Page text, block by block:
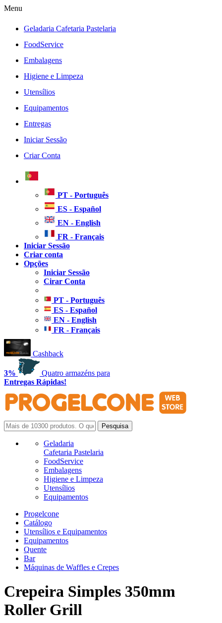
Menu
Geladaria Cafetaria Pastelaria
FoodService
Embalagens
Higiene e Limpeza
Utensílios
Equipamentos
Entregas
Iniciar Sessão
Criar Conta
PT - Português
ES - Español
EN - English
FR - Français
Iniciar Sessão
Criar conta
Opções
Iniciar Sessão
Cirar Conta
PT - Português
ES - Español
EN - English
FR - Français
Cashback
3%
Quatro armazéns para
Entregas Rápidas!
Geladaria
Cafetaria Pastelaria
FoodService
Embalagens
Higiene e Limpeza
Utensílios
Equipamentos
Progelcone
Catálogo
Utensílios e Equipamentos
Equipamentos
Quente
Bar
Máquinas de Waffles e Crepes
Crepeira Simples 350mm
Roller Grill